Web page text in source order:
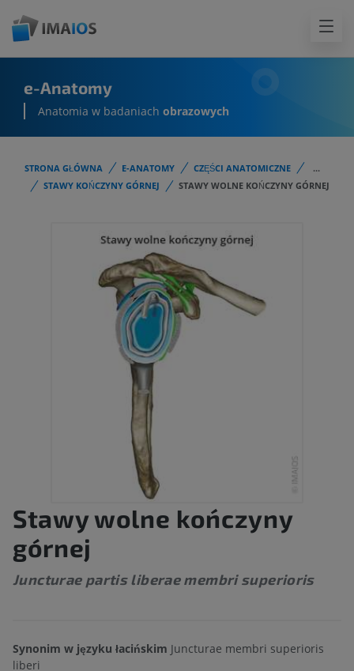
e-Anatomy
Anatomia w badaniach obrazowych
STRONA GŁÓWNA E-ANATOMY CZĘŚCI ANATOMICZNE
...
STAWY KOŃCZYNY GÓRNEJ
STAWY WOLNE KOŃCZYNY GÓRNEJ
Stawy wolne kończyny
górnej
Juncturae partis liberae membri superioris
Synonim w języku łacińskim Juncturae membri superioris
liberi